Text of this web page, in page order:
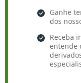
Ganhe
dos
Receba
entende